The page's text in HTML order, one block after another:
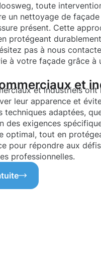
toute
un nettoyage de
présent. Cette
protégeant
pas à nous
à votre façade grâce
et
et industriels ont
leur apparence et
techniques adaptées,
des exigences
optimal, tout en
pour répondre aux
professionnelles.